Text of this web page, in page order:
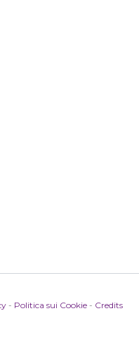
- Politica sui Cookie - Credits